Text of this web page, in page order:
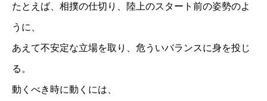
たとえば、相撲の仕切り、陸上のスタート前の姿勢のよ
うに、
あえて不安定な立場を取り、危ういバランスに身を投じ
る。
動くべき時に動くには、